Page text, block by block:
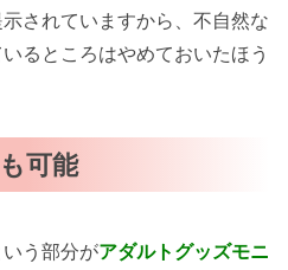
されていますから、不自然な
るところはやめておいたほう
可能
う部分がアダルトグッズモニ